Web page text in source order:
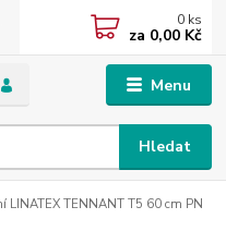
Menu
Hledat
0 ks
za 0,00 Kč
LINATEX TENNANT T5 60 cm PN